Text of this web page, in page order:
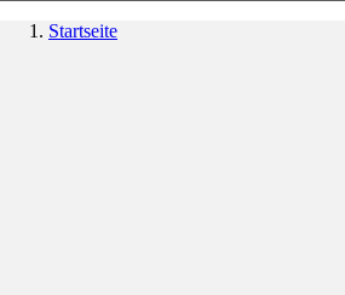
Startseite